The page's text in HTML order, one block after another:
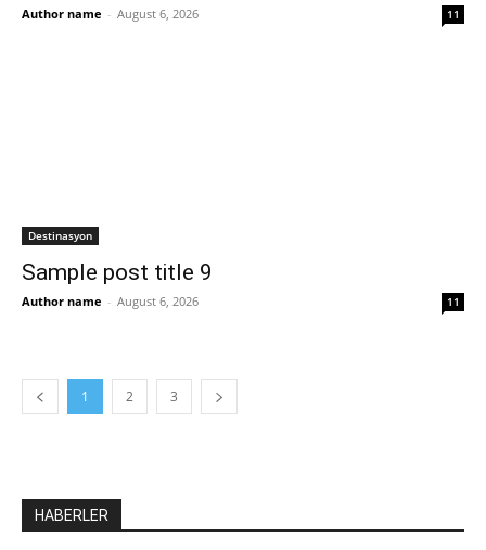
Author name - August 6, 2026 11
Destinasyon
Sample post title 9
Author name - August 6, 2026 11
1 2 3
HABERLER